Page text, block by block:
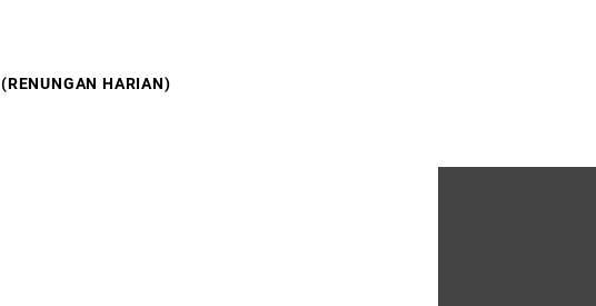
(RENUNGAN HARIAN)